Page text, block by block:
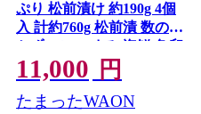
ぷり 松前漬け 約190g 4個
入 計約760g 松前漬 数の子
かずのこ つまみ 海鮮 魚卵
魚 魚介 北海道 小樽市 【決
済より7日程度で発送】
11,000 円
たまったWAON